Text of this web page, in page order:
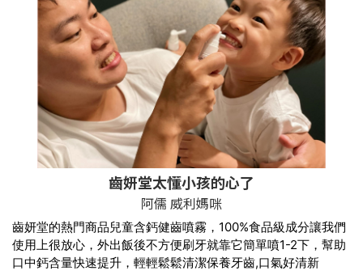
齒妍堂太懂小孩的心了
阿儒 威利媽咪
齒妍堂的熱門商品兒童含鈣健齒噴霧，100%食品級成分讓我們
使用上很放心，外出飯後不方便刷牙就靠它簡單噴1-2下，幫助
口中鈣含量快速提升，輕輕鬆鬆清潔保養牙齒,口氣好清新